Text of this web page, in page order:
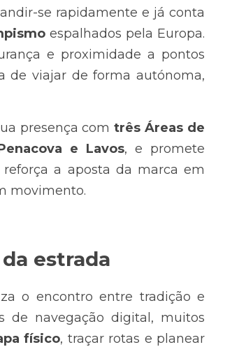
se rapidamente e já conta
espalhados pela Europa.
e proximidade a pontos
de viajar de forma autónoma,
presença com três Áreas de
e Lavos, e promete
a aposta da marca em
movimento.
estrada
o encontro entre tradição e
de navegação digital, muitos
físico, traçar rotas e planear